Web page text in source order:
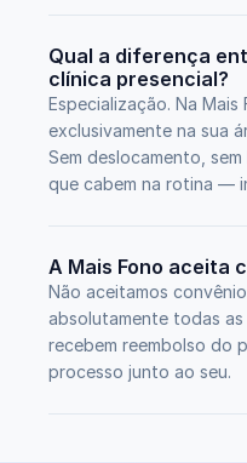
Qual a diferença
clínica presencial?
Especialização. Na
exclusivamente na sua
Sem deslocamento,
que cabem na rotina —
A Mais Fono aceita
Não aceitamos
absolutamente todas
recebem reembolso do
processo junto ao seu.